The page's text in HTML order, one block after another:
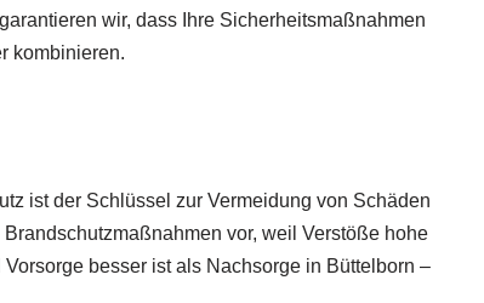
wir, dass Ihre Sicherheitsmaßnahmen
kombinieren.
ist der Schlüssel zur Vermeidung von Schäden
vor, weil Verstöße hohe
besser ist als Nachsorge in Büttelborn –